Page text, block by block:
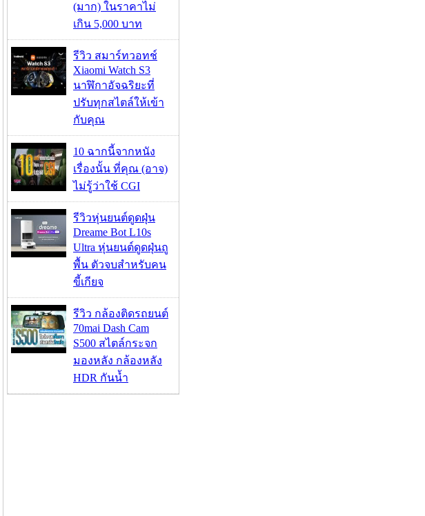
(มาก) ในราคาไม่
เกิน 5,000 บาท
รีวิว สมาร์ทวอทช์
Xiaomi Watch S3
นาฬิกาอัจฉริยะที่
ปรับทุกสไตล์ให้เข้า
กับคุณ
10 ฉากนี้จากหนัง
เรื่องนั้น ที่คุณ (อาจ)
ไม่รู้ว่าใช้ CGI
รีวิวหุ่นยนต์ดูดฝุ่น
Dreame Bot L10s
Ultra หุ่นยนต์ดูดฝุ่นถู
พื้น ตัวจบสำหรับคน
ขี้เกียจ
รีวิว กล้องติดรถยนต์
70mai Dash Cam
S500 สไตล์กระจก
มองหลัง กล้องหลัง
HDR กันน้ำ